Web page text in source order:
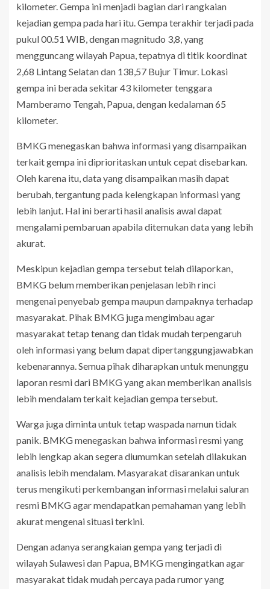
kilometer. Gempa ini menjadi bagian dari rangkaian
kejadian gempa pada hari itu. Gempa terakhir terjadi pada
pukul 00.51 WIB, dengan magnitudo 3,8, yang
mengguncang wilayah Papua, tepatnya di titik koordinat
2,68 Lintang Selatan dan 138,57 Bujur Timur. Lokasi
gempa ini berada sekitar 43 kilometer tenggara
Mamberamo Tengah, Papua, dengan kedalaman 65
kilometer.
BMKG menegaskan bahwa informasi yang disampaikan
terkait gempa ini diprioritaskan untuk cepat disebarkan.
Oleh karena itu, data yang disampaikan masih dapat
berubah, tergantung pada kelengkapan informasi yang
lebih lanjut. Hal ini berarti hasil analisis awal dapat
mengalami pembaruan apabila ditemukan data yang lebih
akurat.
Meskipun kejadian gempa tersebut telah dilaporkan,
BMKG belum memberikan penjelasan lebih rinci
mengenai penyebab gempa maupun dampaknya terhadap
masyarakat. Pihak BMKG juga mengimbau agar
masyarakat tetap tenang dan tidak mudah terpengaruh
oleh informasi yang belum dapat dipertanggungjawabkan
kebenarannya. Semua pihak diharapkan untuk menunggu
laporan resmi dari BMKG yang akan memberikan analisis
lebih mendalam terkait kejadian gempa tersebut.
Warga juga diminta untuk tetap waspada namun tidak
panik. BMKG menegaskan bahwa informasi resmi yang
lebih lengkap akan segera diumumkan setelah dilakukan
analisis lebih mendalam. Masyarakat disarankan untuk
terus mengikuti perkembangan informasi melalui saluran
resmi BMKG agar mendapatkan pemahaman yang lebih
akurat mengenai situasi terkini.
Dengan adanya serangkaian gempa yang terjadi di
wilayah Sulawesi dan Papua, BMKG mengingatkan agar
masyarakat tidak mudah percaya pada rumor yang